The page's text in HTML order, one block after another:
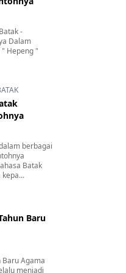
-
Dalam
Hepeng "
berbagai
Batak
Baru
Baru Agama
menjadi